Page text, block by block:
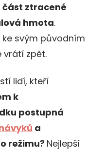
část ztracené
hmota.
svým původním
vrátí zpět.
lidí, kteří
k
postupná
a
režimu? Nejlepší